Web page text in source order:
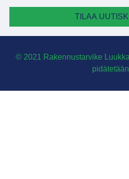
TILAA
© 2021 Rakennustarvike
pidätetään